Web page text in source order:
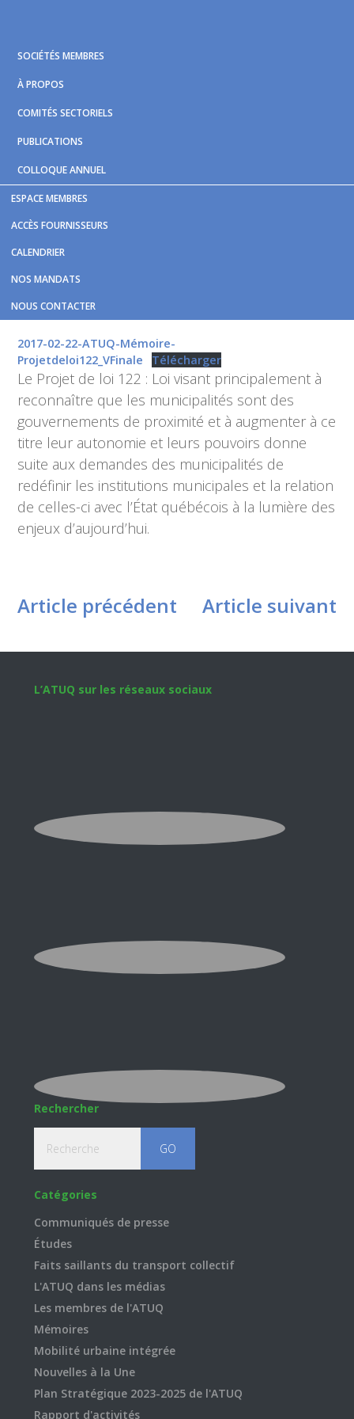
primary
navigation
main
content
footer
ESPACE MEMBRES
ACCÈS FOURNISSEURS
CALENDRIER
NOS MANDATS
NOUS CONTACTER
SOCIÉTÉS MEMBRES
À PROPOS
COMITÉS SECTORIELS
PUBLICATIONS
COLLOQUE ANNUEL
Vous êtes ici :Accueil
Consultations sur le Projet de
loi 122
2017-02-22-ATUQ-Mémoire-
Projetdeloi122_VFinale
Télécharger
Le Projet de loi 122 : Loi visant principalement à
reconnaître que les municipalités sont des
gouvernements de proximité et à augmenter à ce
titre leur autonomie et leurs pouvoirs donne
suite aux demandes des municipalités de
redéfinir les institutions municipales et la relation
de celles-ci avec l’État québécois à la lumière des
enjeux d’aujourd’hui.
Article précédent Article suivant
Footer
L’ATUQ sur les réseaux sociaux
Rechercher
Catégories
Communiqués de presse
Études
Faits saillants du transport collectif
L'ATUQ dans les médias
Les membres de l'ATUQ
Mémoires
Mobilité urbaine intégrée
Nouvelles à la Une
Plan Stratégique 2023-2025 de l'ATUQ
Rapport d'activités